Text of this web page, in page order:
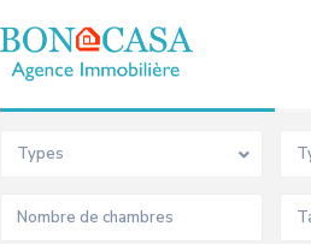
Recherche Avancée
Types